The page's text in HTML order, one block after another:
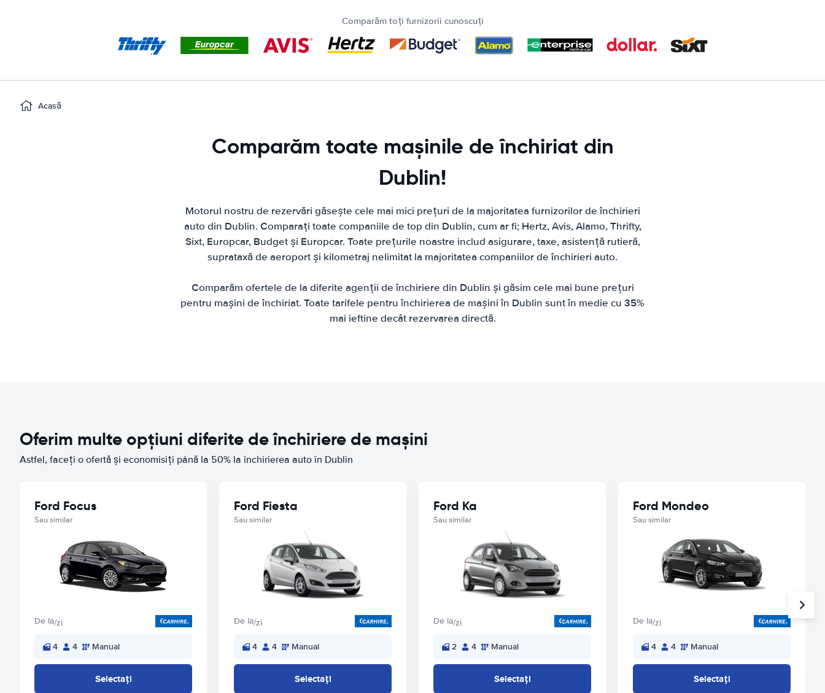
Comparăm toți furnizorii cunoscuți
Acasă
Comparăm toate mașinile de închiriat din
Dublin!
Motorul nostru de rezervări găsește cele mai mici prețuri de la majoritatea furnizorilor de închirieri
auto din Dublin. Comparați toate companiile de top din Dublin, cum ar fi; Hertz, Avis, Alamo, Thrifty,
Sixt, Europcar, Budget și Europcar. Toate prețurile noastre includ asigurare, taxe, asistență rutieră,
suprataxă de aeroport și kilometraj nelimitat la majoritatea companiilor de închirieri auto.
Comparăm ofertele de la diferite agenții de închiriere din Dublin și găsim cele mai bune prețuri
pentru mașini de închiriat. Toate tarifele pentru închirierea de mașini în Dublin sunt în medie cu 35%
mai ieftine decât rezervarea directă.
Oferim multe opțiuni diferite de închiriere de mașini
Astfel, faceți o ofertă și economisiți până la 50% la închirierea auto în Dublin
Ford Focus
Sau similar
De la/zi
4 4 Manual
Selectați
Ford Fiesta
Sau similar
De la/zi
4 4 Manual
Selectați
Ford Ka
Sau similar
De la/zi
2 4 Manual
Selectați
Ford Mondeo
Sau similar
De la/zi
4 4 Manual
Selectați